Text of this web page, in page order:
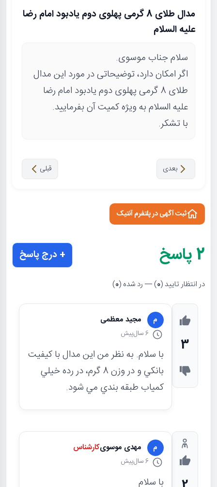
مدال طلای 8 گرمی پهلوی دوم یادبود امام رضا
علیه السلام
سلام جناب موسوی.
اگر امکان دارد، توضیحاتی در مورد این مدال
طلای 8 گرمی پهلوی دوم یادبود امام رضا
علیه السلام به ویژه کمیت آن بفرمایید.
با تشکر.
قبلی بعدی
ثبت آگهی در پلتفرم آنتیک
2پاسخ + درج پاسخ
در انتظار تایید (0) — رد شده (0
)
3
م مجید معظمی
6 سال پیش
با سلام. به نظر من اين مدال با كيفيت
بانكي و در وزن 8 گرم، در رده خيلي
كمياب طبقه بندي مي شود.
م مهدی موسویکارشناس
6 سال پیش
با سلام